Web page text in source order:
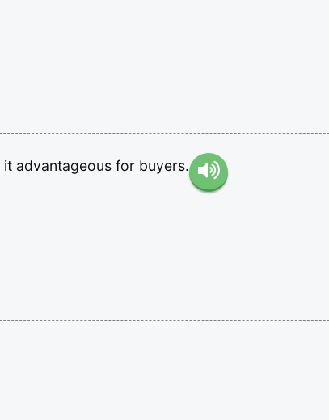
it advantageous for buyers.